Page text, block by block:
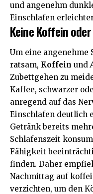
und angenehm
Einschlafen
Keine Koffein
Um eine angenehme
ratsam, Koffein und
Zubettgehen zu
Kaffee, schwarzer
anregend auf das
Einschlafen deutlich
Getränk bereits
Schlafenszeit
Fähigkeit
finden. Daher
Nachmittag auf
verzichten, um den